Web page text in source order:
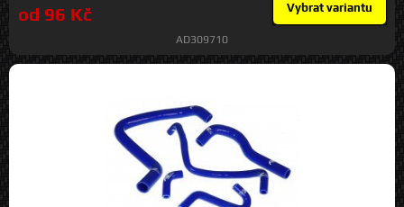
od 96 Kč Vybrat variantu
AD309710